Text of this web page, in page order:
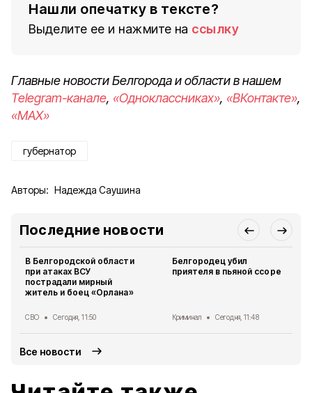
Нашли опечатку в тексте?
Выделите ее и нажмите на ссылку
Главные новости Белгорода и области в нашем
Telegram-канале, «Одноклассниках», «ВКонтакте»,
«MAX»
губернатор
Авторы: Надежда Саушина
Последние новости
В Белгородской области
при атаках ВСУ
пострадали мирный
житель и боец «Орлана»
СВО Сегодня, 11:50
Белгородец убил
приятеля в пьяной ссоре
Криминал Сегодня, 11:48
Все новости